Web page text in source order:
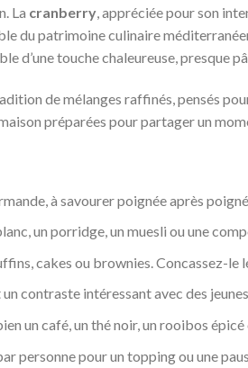
La cranberry, appréciée pour son
du patrimoine culinaire
d’une touche chaleureuse, presque
de mélanges raffinés, pensés
préparées pour partager un
à savourer poignée après
un porridge, un muesli ou une
cakes ou brownies. Concassez-le
contraste intéressant avec des
un café, un thé noir, un rooibos
personne pour un topping ou une